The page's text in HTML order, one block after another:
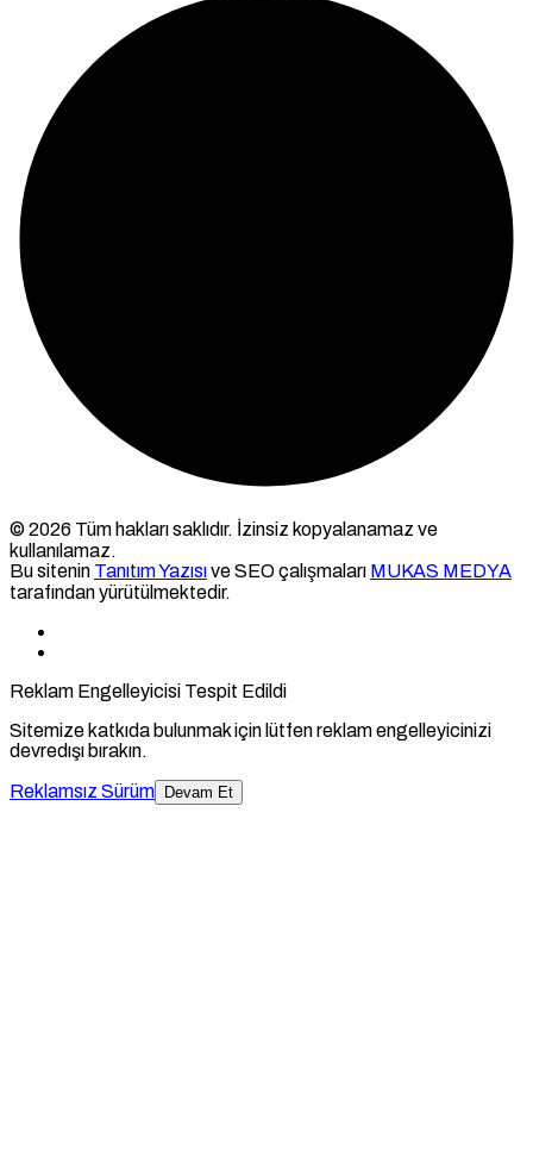
© 2026 Tüm hakları saklıdır. İzinsiz kopyalanamaz ve
kullanılamaz.
Bu sitenin Tanıtım Yazısıve SEO çalışmaları MUKAS MEDYA
tarafından yürütülmektedir.
Reklam Engelleyicisi Tespit Edildi
Sitemize katkıda bulunmak için lütfen reklam engelleyicinizi
devredışı bırakın.
Reklamsız Sürüm
Devam Et